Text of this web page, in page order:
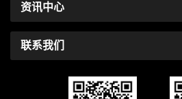
资讯中心
联系我们